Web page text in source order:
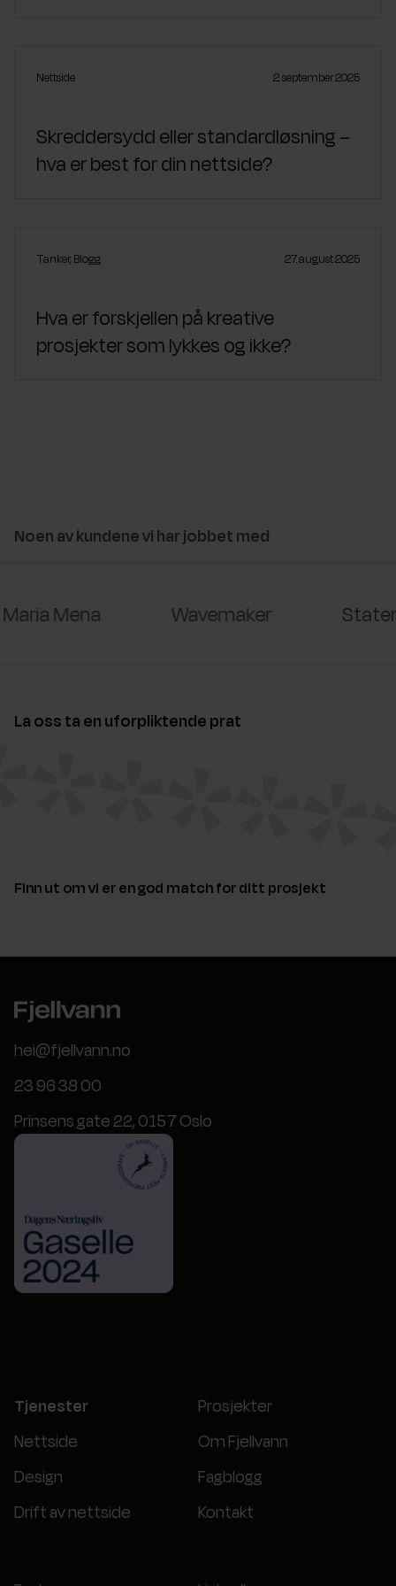
Nettside 2. september 2025
Skreddersydd eller standardløsning –
hva er best for din nettside?
Tanker,Blogg 27. august 2025
Hva er forskjellen på kreative
prosjekter som lykkes og ikke?
Noen av kundene vi har jobbet med
Mena Wavemaker
La oss ta en uforpliktende prat
Finn ut om vi er en god match for ditt prosjekt
hei@fjellvann.no
23 96 38 00
Prinsens gate 22, 0157 Oslo
Tjenester
Nettside
Design
Drift av nettside
Prosjekter
Om Fjellvann
Fagblogg
Kontakt